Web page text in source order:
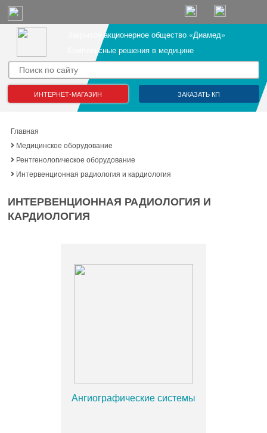
Закрытое акционерное общество «Диамед»
Комплексные решения в медицине
ИНТЕРНЕТ-МАГАЗИН ЗАКАЗАТЬ КП
Главная
Медицинское оборудование
Рентгенологическое оборудование
Интервенционная радиология и кардиология
ИНТЕРВЕНЦИОННАЯ РАДИОЛОГИЯ И
КАРДИОЛОГИЯ
Ангиографические системы